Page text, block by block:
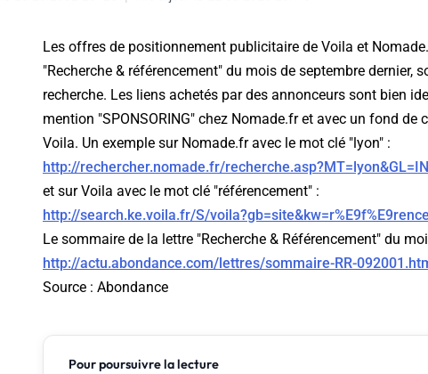
GEO - Edition 2026
1 mois !
Les offres de positionnement publicitaire de Voila et
"Recherche & référencement" du mois de septembre dernier,
recherche. Les liens achetés par des annonceurs sont bien
mention "SPONSORING" chez Nomade.fr et avec un fond
Voila. Un exemple sur Nomade.fr avec le mot clé "lyon" :
http://rechercher.nomade.fr/
et sur Voila avec le mot clé "référencement" :
http://search.ke.voila.fr/S/
Le sommaire de la lettre "Recherche & Référencement" du
http://actu.abondance.com/lettres/sommaire-RR-
Source : Abondance
Pour poursuivre la lecture